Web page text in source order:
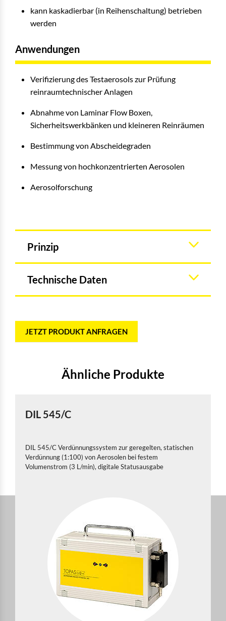
kann kaskadierbar (in Reihenschaltung) betrieben
werden
Anwendungen
Verifizierung des Testaerosols zur Prüfung
reinraumtechnischer Anlagen
Abnahme von Laminar Flow Boxen,
Sicherheitswerkbänken und kleineren Reinräumen
Bestimmung von Abscheidegraden
Messung von hochkonzentrierten Aerosolen
Aerosolforschung
Prinzip
Technische Daten
JETZT PRODUKT ANFRAGEN
Ähnliche Produkte
DIL 545/C
DIL 545/C Verdünnungssystem zur geregelten, statischen
Verdünnung (1:100) von Aerosolen bei festem
Volumenstrom (3 L/min), digitale Statusausgabe